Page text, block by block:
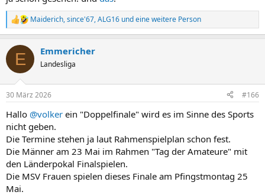
R
e
k
i
e
:
Maiderich,since'67,ALG16 und eine weitere Person
E Emmericher
Landesliga
30 März 2026 #166
Hallo @volker ein "Doppelfinale" wird es im Sinne des Sports
nicht geben.
Die Termine stehen ja laut Rahmenspielplan schon fest.
Die Männer am 23 Mai im Rahmen "Tag der Amateure" mit
den Länderpokal Finalspielen.
Die MSV Frauen spielen dieses Finale am Pfingstmontag 25
Mai.